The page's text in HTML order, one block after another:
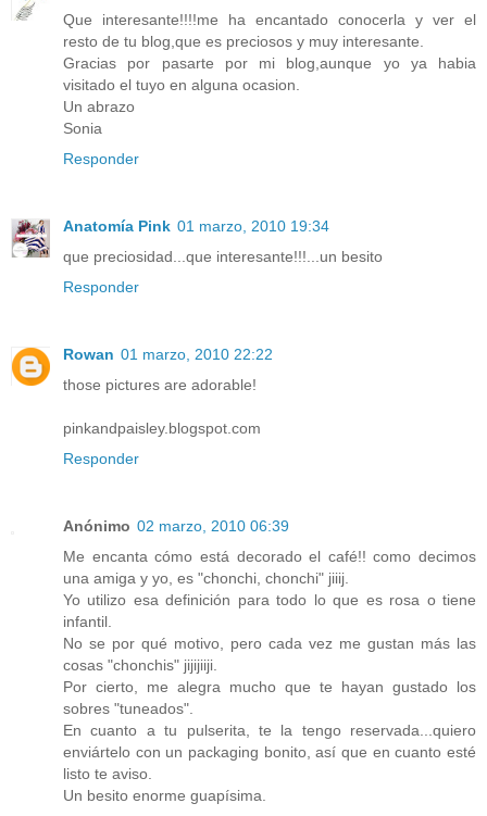
Que interesante!!!!me ha encantado conocerla y ver el
resto de tu blog,que es preciosos y muy interesante.
Gracias por pasarte por mi blog,aunque yo ya habia
visitado el tuyo en alguna ocasion.
Un abrazo
Sonia
Responder
Anatomía Pink 01 marzo, 2010 19:34
que preciosidad...que interesante!!!...un besito
Responder
Rowan 01 marzo, 2010 22:22
those pictures are adorable!
pinkandpaisley.blogspot.com
Responder
Anónimo 02 marzo, 2010 06:39
Me encanta cómo está decorado el café!! como decimos
una amiga y yo, es "chonchi, chonchi" jiiij.
Yo utilizo esa definición para todo lo que es rosa o tiene
infantil.
No se por qué motivo, pero cada vez me gustan más las
cosas "chonchis" jijijiiji.
Por cierto, me alegra mucho que te hayan gustado los
sobres "tuneados".
En cuanto a tu pulserita, te la tengo reservada...quiero
enviártelo con un packaging bonito, así que en cuanto esté
listo te aviso.
Un besito enorme guapísima.